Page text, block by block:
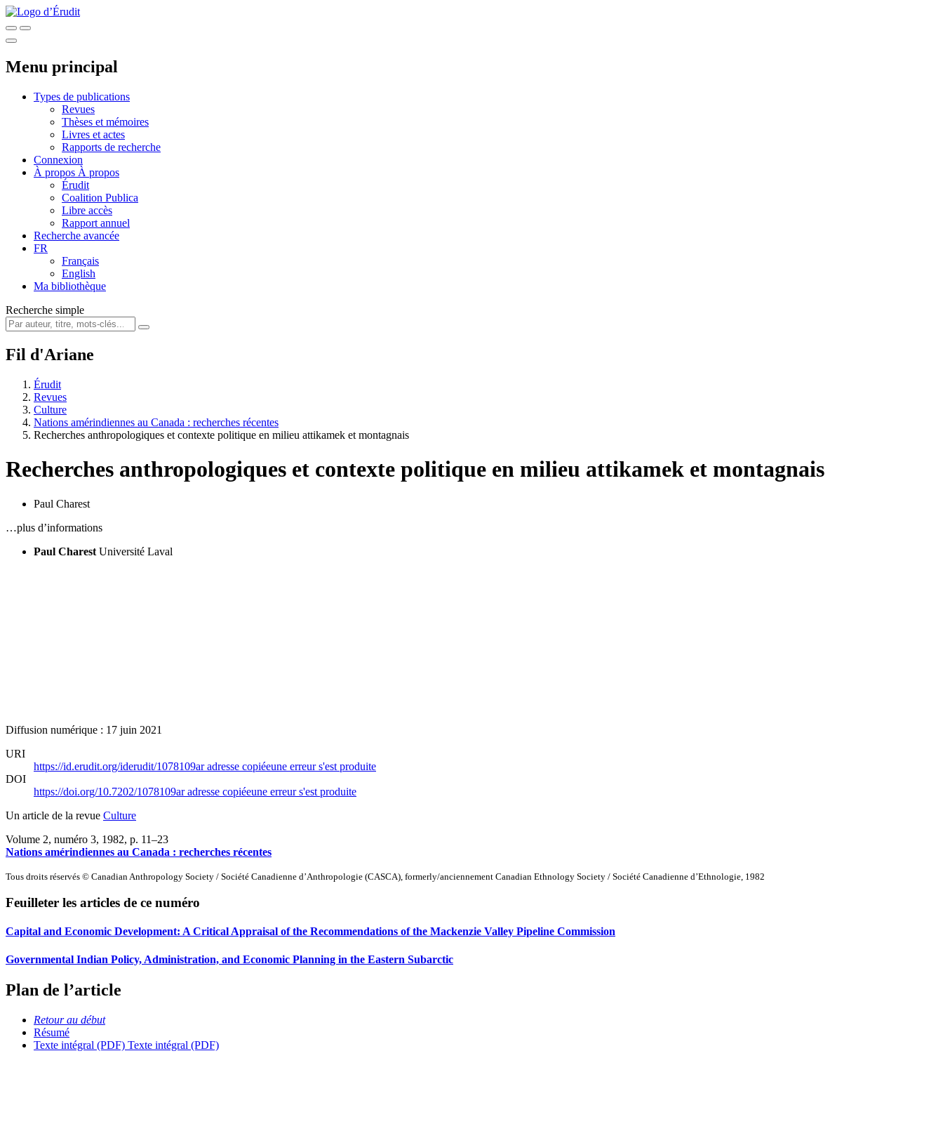
Menu principal
Types de publications
Revues
Thèses et mémoires
Livres et actes
Rapports de recherche
Connexion
À propos À propos
Érudit
Coalition Publica
Libre accès
Rapport annuel
Recherche avancée
FR
Français
English
Ma bibliothèque
Recherche simple
Fil d'Ariane
Érudit
Revues
Culture
Nations amérindiennes au Canada : recherches récentes
Recherches anthropologiques et contexte politique en milieu attikamek et montagnais
Recherches anthropologiques et contexte politique en milieu attikamek et montagnais
Paul Charest
…plus d’informations
Paul Charest Université Laval
Diffusion numérique : 17 juin 2021
URI
https://id.erudit.org/iderudit/1078109aradresse copiéeune erreur s'est produite
DOI
https://doi.org/10.7202/1078109aradresse copiéeune erreur s'est produite
Un article de la revue Culture
Volume 2, numéro 3, 1982, p. 11–23
Nations amérindiennes au Canada : recherches récentes
Tous droits réservés © Canadian Anthropology Society / Société Canadienne d’Anthropologie (CASCA), formerly/anciennement Canadian Ethnology Society / Société Canadienne d’Ethnologie, 1982
Feuilleter les articles de ce numéro
Capital and Economic Development: A Critical Appraisal of the Recommendations of the Mackenzie Valley Pipeline Commission
Governmental Indian Policy, Administration, and Economic Planning in the Eastern Subarctic
Plan de l’article
Retour au début
Résumé
Texte intégral (PDF) Texte intégral (PDF)